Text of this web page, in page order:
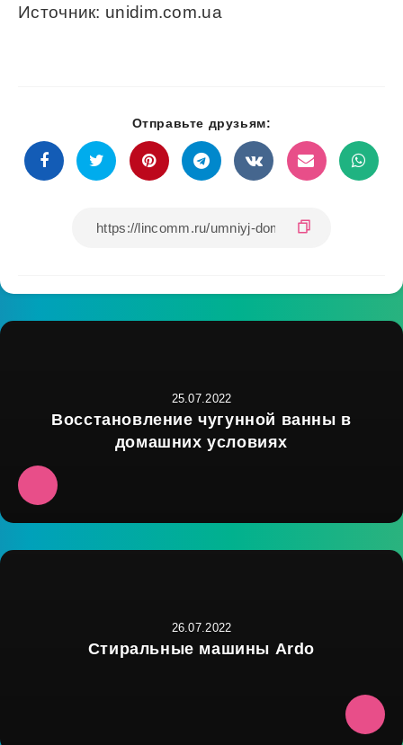
Источник: unidim.com.ua
Отправьте друзьям:
25.07.2022
Восстановление чугунной ванны в
домашних условиях
26.07.2022
Стиральные машины Ardo